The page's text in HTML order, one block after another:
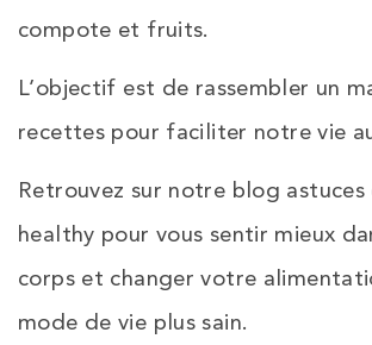
compote et fruits.
L’objectif est de rassembler un
recettes pour faciliter notre vie
Retrouvez sur notre blog astuces
healthy pour vous sentir mieux
corps et changer votre
mode de vie plus sain.